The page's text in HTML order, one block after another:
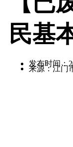
民基
发布时间：
来源：江门